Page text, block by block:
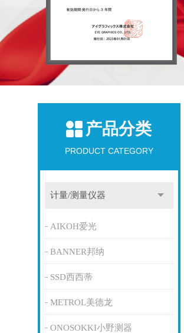
产品分类
PRODUCT CATEGORY
计量/测量仪器
AIKOH爱光
BANNER邦纳
SSD西西蒂
METROL美德龙
ONOSOKKI小野测器